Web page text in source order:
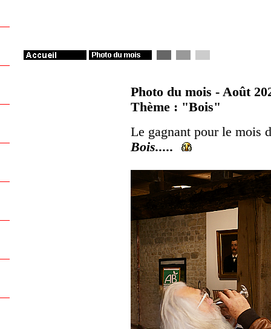
Photo du mois - Août
Thème : "Bois"
Le gagnant pour le mois
Bois.....